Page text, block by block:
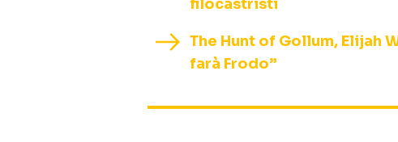
filocastristi
The Hunt of Gollum, Elijah
farà Frodo”